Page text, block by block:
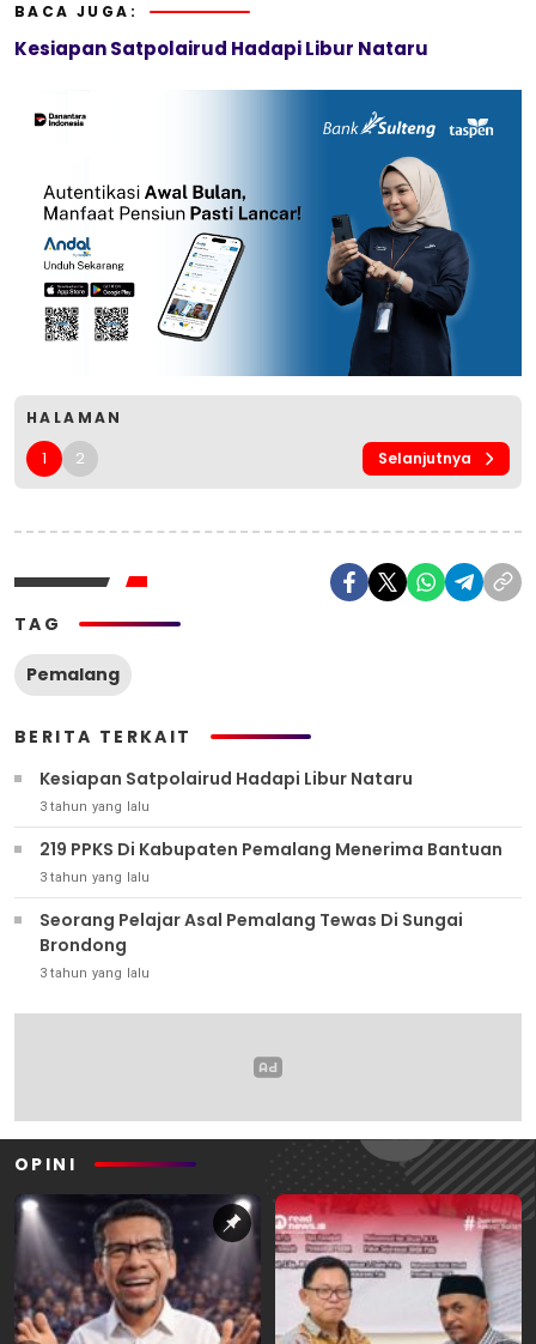
BACA JUGA:
Kesiapan Satpolairud Hadapi Libur Nataru
HALAMAN
1 2 Selanjutnya
TAG
Pemalang
BERITA TERKAIT
Kesiapan Satpolairud Hadapi Libur Nataru
3 tahun yang lalu
219 PPKS Di Kabupaten Pemalang Menerima Bantuan
3 tahun yang lalu
Seorang Pelajar Asal Pemalang Tewas Di Sungai
Brondong
3 tahun yang lalu
OPINI